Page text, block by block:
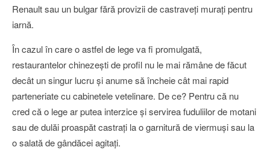
Renault sau un bulgar fără provizii de castraveţi muraţi pentru
iarnă.
În cazul în care o astfel de lege va fi promulgată,
restaurantelor chinezeşti de profil nu le mai rămâne de făcut
decât un singur lucru şi anume să încheie cât mai rapid
parteneriate cu cabinetele vetelinare. De ce? Pentru că nu
cred că o lege ar putea interzice şi servirea fuduliilor de motani
sau de dulăi proaspăt castraţi la o garnitură de viermuşi sau la
o salată de gândăcei agitaţi.